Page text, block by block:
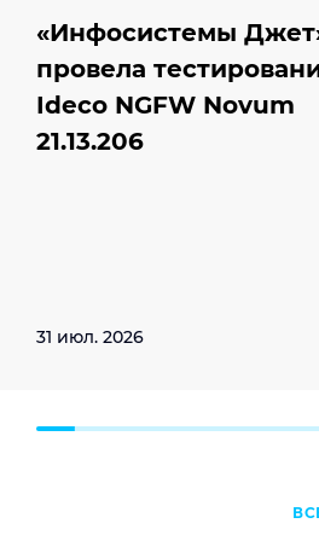
«Инфосистемы
провела
Ideco NGFW Novum
21.13.206
31 июл. 2026